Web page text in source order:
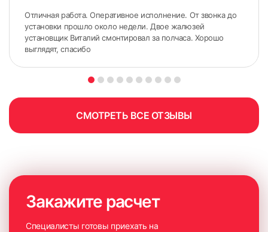
с использованием специального оборудования, но и
продемонстрирует доступные для покупки образцы
изделий. Красивое оформление окна начинается с
правильных замеров.
Отличная работа. Оперативное исполнение. От звонка до
установки прошло около недели. Двое жалюзей
установщик Виталий смонтировал за полчаса. Хорошо
выглядят, спасибо
СМОТРЕТЬ ВСЕ ОТЗЫВЫ
Закажите расчет
Специалисты готовы приехать на